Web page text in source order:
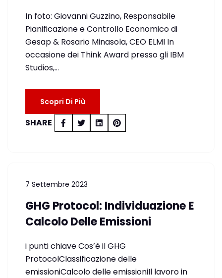
In foto: Giovanni Guzzino, Responsabile
Pianificazione e Controllo Economico di
Gesap & Rosario Minasola, CEO ELMI In
occasione dei Think Award presso gli IBM
Studios,…
Scopri Di Più
SHARE
7 Settembre 2023
GHG Protocol: Individuazione E
Calcolo Delle Emissioni
i punti chiave Cos’è il GHG
ProtocolClassificazione delle
emissioniCalcolo delle emissioniIl lavoro in